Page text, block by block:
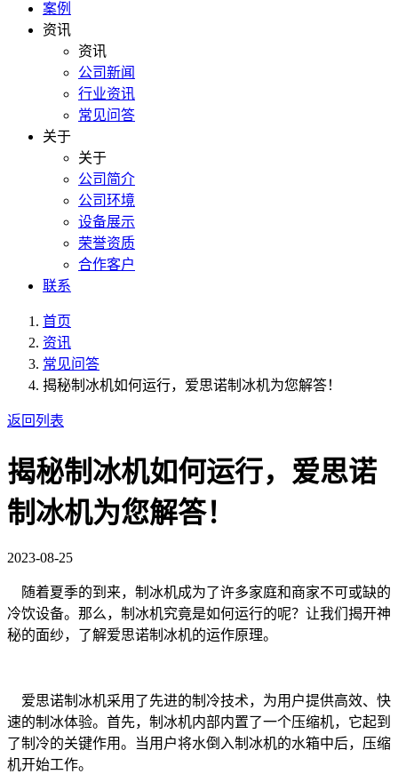
案例
资讯
资讯
公司新闻
行业资讯
常见问答
关于
关于
公司简介
公司环境
设备展示
荣誉资质
合作客户
联系
首页
资讯
常见问答
揭秘制冰机如何运行，爱思诺制冰机为您解答！
返回列表
揭秘制冰机如何运行，爱思诺
制冰机为您解答！
2023-08-25
随着夏季的到来，制冰机成为了许多家庭和商家不可或缺的
冷饮设备。那么，制冰机究竟是如何运行的呢？让我们揭开神
秘的面纱，了解爱思诺制冰机的运作原理。
爱思诺制冰机采用了先进的制冷技术，为用户提供高效、快
速的制冰体验。首先，制冰机内部内置了一个压缩机，它起到
了制冷的关键作用。当用户将水倒入制冰机的水箱中后，压缩
机开始工作。